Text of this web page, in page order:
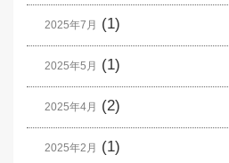
2025年7月 (1)
2025年5月 (1)
2025年4月 (2)
2025年2月 (1)